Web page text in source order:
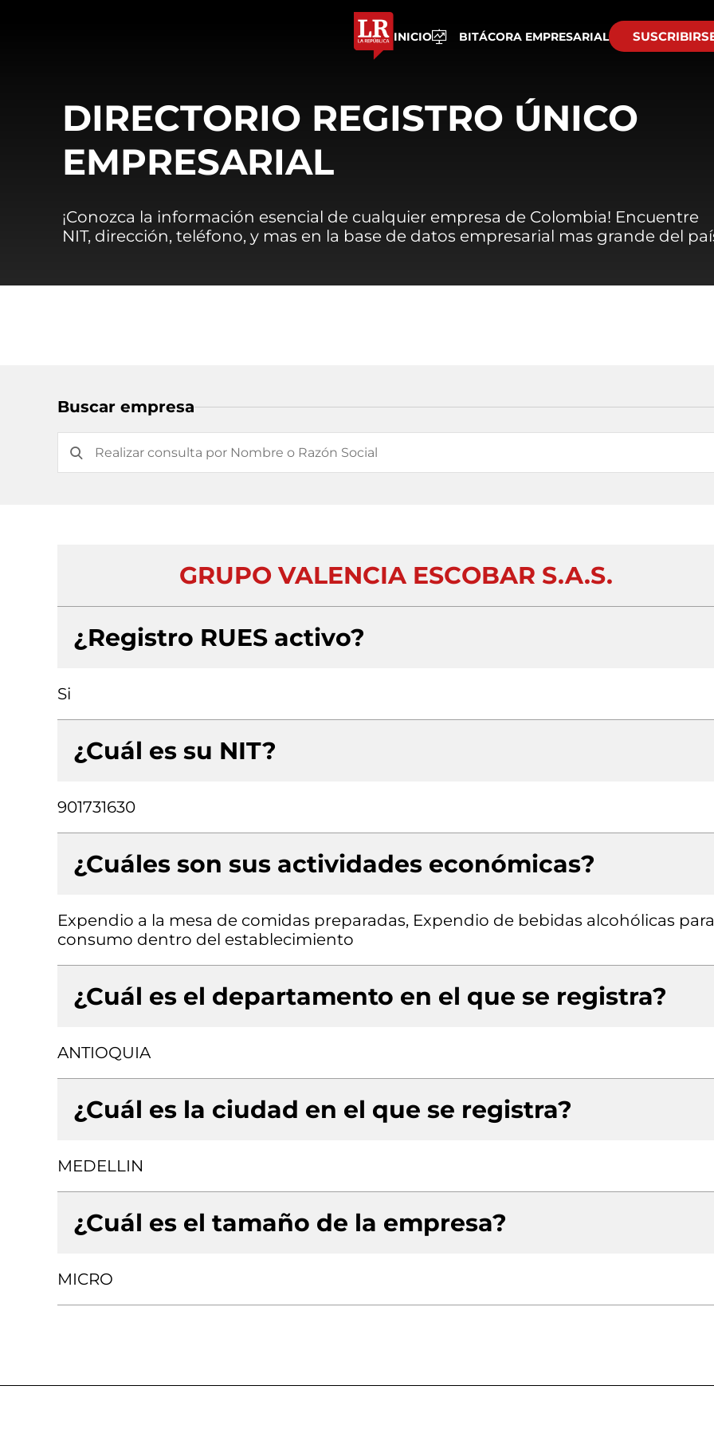
INICIO BITÁCORA EMPRESARIAL
DIRECTORIO REGISTRO ÚNICO
EMPRESARIAL
¡Conozca la información esencial de cualquier empresa de Colombia! Encuentre
NIT, dirección, teléfono, y mas en la base de datos empresarial mas grande del
Buscar empresa
GRUPO VALENCIA ESCOBAR S.A.S.
¿Registro RUES activo?
Si
¿Cuál es su NIT?
901731630
¿Cuáles son sus actividades económicas?
Expendio a la mesa de comidas preparadas, Expendio de bebidas alcohólicas
consumo dentro del establecimiento
¿Cuál es el departamento en el que se registra?
ANTIOQUIA
¿Cuál es la ciudad en el que se registra?
MEDELLIN
¿Cuál es el tamaño de la empresa?
MICRO